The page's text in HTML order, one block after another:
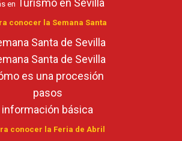
en Turismo en Sevilla
conocer la Semana Santa
Santa de Sevilla
Santa de Sevilla
es una procesión
pasos
información básica
conocer la Feria de Abril